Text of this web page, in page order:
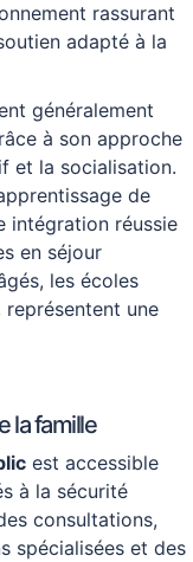
rassurant
adapté à la
généralement
à son approche
et la socialisation.
de
intégration réussie
en séjour
les écoles
une
la famille
est accessible
à la sécurité
consultations,
spécialisées et des